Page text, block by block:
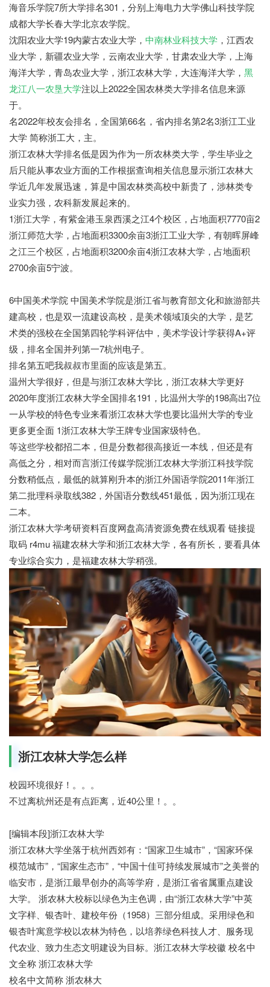
海音乐学院7所大学排名301，分别上海电力大学佛山科技学院
成都大学长春大学北京农学院。
沈阳农业大学19内蒙古农业大学， 中南林业科技大学 ，江西农
业大学，新疆农业大学，云南农业大学，甘肃农业大学，上海
海洋大学，青岛农业大学，浙江农林大学，大连海洋大学， 黑
龙江八一农垦大学注以上2022全国农林类大学排名信息来源
于。
名2022年校友会排名，全国第66名，省内排名第2名3浙江工业
大学 简称浙工大，主。
浙江农林大学排名低是因为作为一所农林类大学，学生毕业之
后只能从事农业方面的工作根据查询相关信息显示浙江农林大
学近几年发展迅速，算是中国农林类高校中新贵了，涉林类专
业实力强，农科新发展起来的。
1浙江大学，有紫金港玉泉西溪之江4个校区，占地面积7770亩2
浙江师范大学，占地面积3300余亩3浙江工业大学，有朝晖屏峰
之江三个校区，占地面积3200余亩4浙江农林大学，占地面积
2700余亩5宁波。
6中国美术学院 中国美术学院是浙江省与教育部文化和旅游部共
建高校，也是双一流建设高校，是美术领域顶尖的大学，是艺
术类的强校在全国第四轮学科评估中，美术学设计学获得A+评
级，排名全国并列第一7杭州电子。
排名第五吧我叔叔市里面的应该是第五。
温州大学很好，但是与浙江农林大学比，浙江农林大学更好
2020年度浙江农林大学全国排名191，比温州大学的198高出7位
一从学校的特色专业来看浙江农林大学也要比温州大学的专业
更多更全面 1浙江农林大学王牌专业国家级特色。
等这些学校都招二本，但是分数都很高接近一本线，但还是有
高低之分，相对而言浙江传媒学院浙江农林大学浙江科技学院
分数稍低点，最低的就算刚升本的浙江外国语学院2011年浙江
第二批理科录取线382，外国语分数线451最低，因为浙江现在
二本。
浙江农林大学考研资料百度网盘高清资源免费在线观看 链接提
取码 r4mu 福建农林大学和浙江农林大学，各有所长，要看具体
专业综合实力，是福建农林大学稍强。
浙江农林大学怎么样
校园环境很好！。。。
不过离杭州还是有点距离，近40公里！。。
[编辑本段]浙江农林大学
浙江农林大学坐落于杭州西郊有：“国家卫生城市”，“国家环保
模范城市”，“国家生态市”，“中国十佳可持续发展城市”之美誉的
临安市，是浙江最早创办的高等学府，是浙江省省属重点建设
大学。 浙农林大校标以绿色为主色调，由“浙江农林大学”中英
文字样、银杏叶、建校年份（1958）三部分组成。采用绿色和
银杏叶寓意学校以农林为特色，以培养绿色科技人才、服务现
代农业、致力生态文明建设为目标。浙江农林大学校徽 校名中
文全称 浙江农林大学
校名中文简称 浙农林大